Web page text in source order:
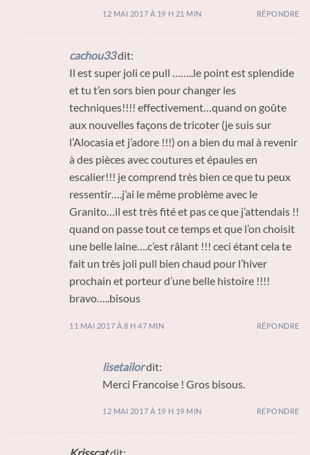
12 MAI 2017 À 19 H 21 MIN RÉPONDRE
cachou33dit:
Il est super joli ce pull ……..le point est splendide
et tu t’en sors bien pour changer les
techniques!!!! effectivement…quand on goûte
aux nouvelles façons de tricoter (je suis sur
l’Alocasia et j’adore !!!) on a bien du mal à revenir
à des pièces avec coutures et épaules en
escalier!!! je comprend très bien ce que tu peux
ressentir….j’ai le même problème avec le
Granito…il est très fité et pas ce que j’attendais !!
quand on passe tout ce temps et que l’on choisit
une belle laine….c’est râlant !!! ceci étant cela te
fait un très joli pull bien chaud pour l’hiver
prochain et porteur d’une belle histoire !!!!
bravo…..bisous
11 MAI 2017 À 8 H 47 MIN RÉPONDRE
lisetailordit:
Merci Francoise ! Gros bisous.
12 MAI 2017 À 19 H 19 MIN RÉPONDRE